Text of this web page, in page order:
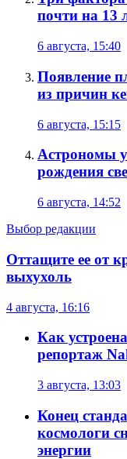
почти на 13
6 августа, 15:40
Появление
из причин
6 августа, 15:15
Астрономы
рождения
6 августа, 14:52
Выбор редакции
Оттащите ее от
выхухоль
4 августа, 16:16
Как
репортаж
3 августа, 13:03
Конец
космологи
энергии